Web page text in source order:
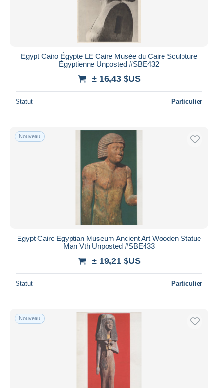
Egypt Cairo Égypte LE Caire Musée du Caire Sculpture
Égyptienne Unposted #SBE432
± 16,43 $US
Statut Particulier
Nouveau
Egypt Cairo Egyptian Museum Ancient Art Wooden Statue
Man Vth Unposted #SBE433
± 19,21 $US
Statut Particulier
Nouveau